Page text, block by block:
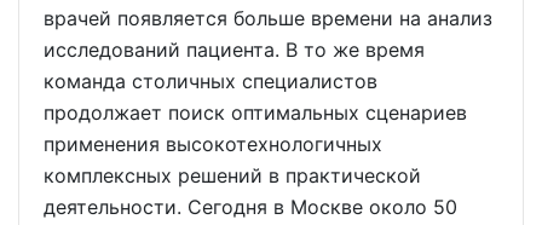
врачей появляется больше времени на анализ
исследований пациента. В то же время
команда столичных специалистов
продолжает поиск оптимальных сценариев
применения высокотехнологичных
комплексных решений в практической
деятельности. Сегодня в Москве около 50